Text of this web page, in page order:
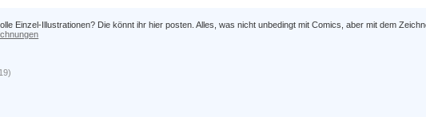
Einzel-Illustrationen? Die könnt ihr hier posten. Alles, was nicht unbedingt mit Comics, aber mit dem